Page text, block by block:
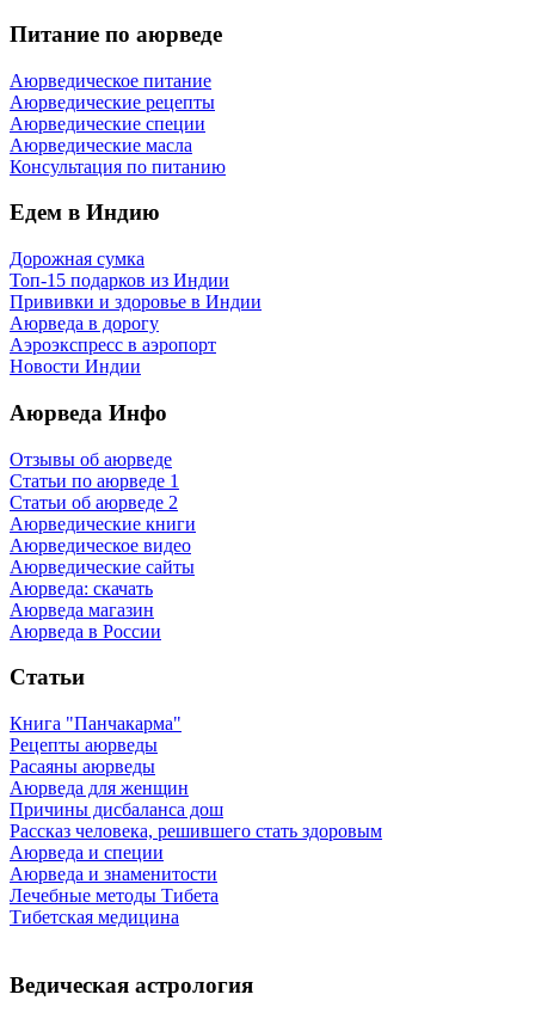
Питание по аюрведе
Аюрведическое питание
Аюрведические рецепты
Аюрведические специи
Аюрведические масла
Консультация по питанию
Едем в Индию
Дорожная сумка
Топ-15 подарков из Индии
Прививки и здоровье в Индии
Аюрведа в дорогу
Аэроэкспресс в аэропорт
Новости Индии
Аюрведа Инфо
Отзывы об аюрведе
Статьи по аюрведе 1
Статьи об аюрведе 2
Аюрведические книги
Аюрведическое видео
Аюрведические сайты
Аюрведа: скачать
Аюрведа магазин
Аюрведа в России
Статьи
Книга "Панчакарма"
Рецепты аюрведы
Расаяны аюрведы
Аюрведа для женщин
Причины дисбаланса дош
Рассказ человека, решившего стать здоровым
Аюрведа и специи
Аюрведа и знаменитости
Лечебные методы Тибета
Тибетская медицина
Ведическая астрология